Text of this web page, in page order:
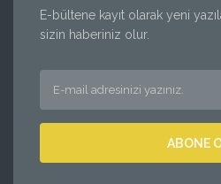
E-bültene kayıt olarak yeni
sizin haberiniz olur.